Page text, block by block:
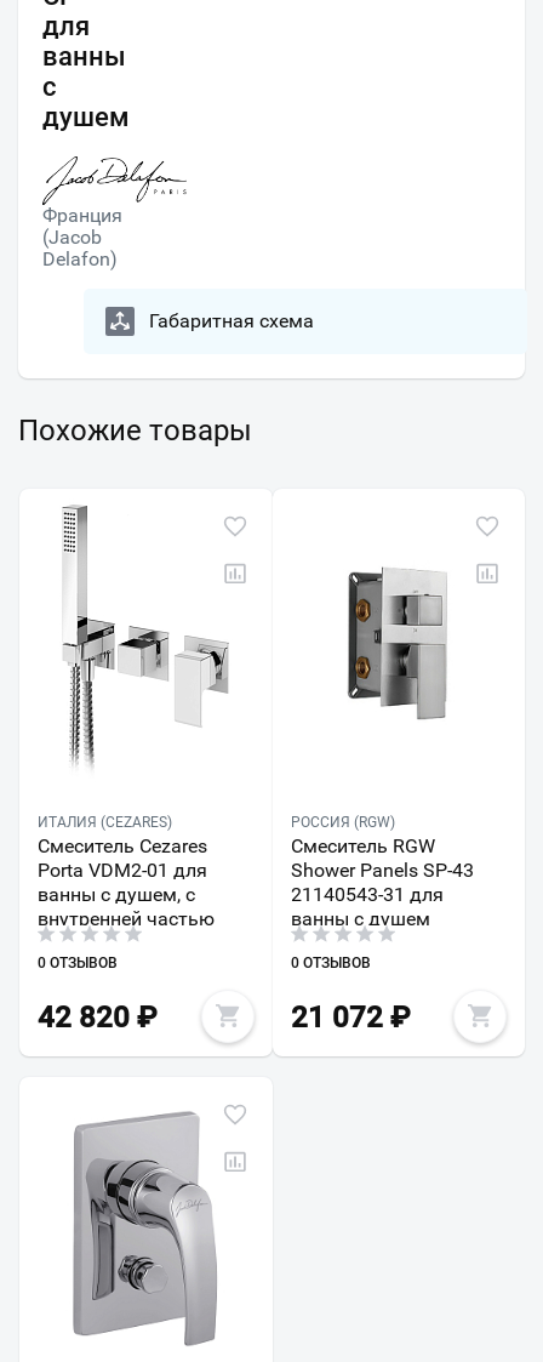
для
ванны
с
душем
Франция
(Jacob
Delafon)
Габаритная схема
Похожие товары
ИТАЛИЯ (CEZARES)
Смеситель Cezares
Porta VDM2-01 для
ванны с душем, с
внутренней частью
0 ОТЗЫВОВ
42 820 ₽
РОССИЯ (RGW)
Смеситель RGW
Shower Panels SP-43
21140543-31 для
ванны с душем
0 ОТЗЫВОВ
21 072₽